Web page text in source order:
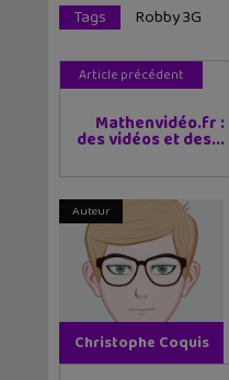
Tags Robby 3G
Article précédent
Mathenvidéo.fr :
des vidéos et des...
Auteur
Christophe Coquis